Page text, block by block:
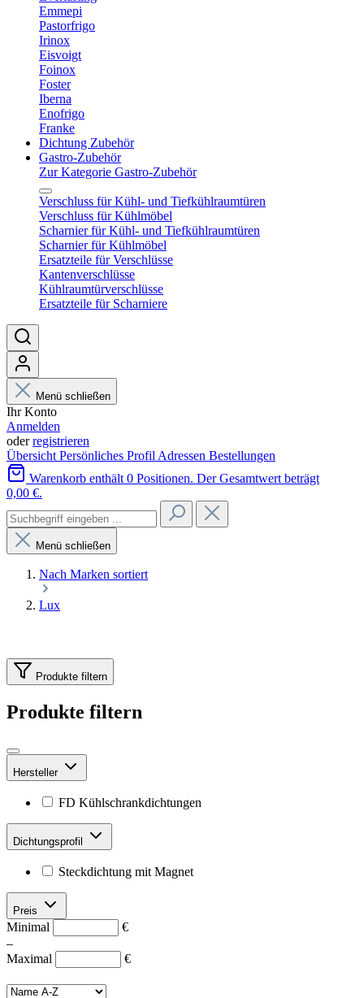
Emmepi
Pastorfrigo
Irinox
Eisvoigt
Foinox
Foster
Iberna
Enofrigo
Franke
Dichtung Zubehör
Gastro-Zubehör
Zur Kategorie Gastro-Zubehör
Verschluss für Kühl- und Tiefkühlraumtüren
Verschluss für Kühlmöbel
Scharnier für Kühl- und Tiefkühlraumtüren
Scharnier für Kühlmöbel
Ersatzteile für Verschlüsse
Kantenverschlüsse
Kühlraumtürverschlüsse
Ersatzteile für Scharniere
Menü schließen
Ihr Konto
Anmelden
oderregistrieren
Übersicht Persönliches Profil Adressen Bestellungen
Warenkorb enthält 0 Positionen. Der Gesamtwert beträgt
0,00 €.
Menü schließen
Nach Marken sortiert
Lux
Produkte filtern
Produkte filtern
Hersteller
FD Kühlschrankdichtungen
Dichtungsprofil
Steckdichtung mit Magnet
Preis
Minimal
€
–
Maximal
€